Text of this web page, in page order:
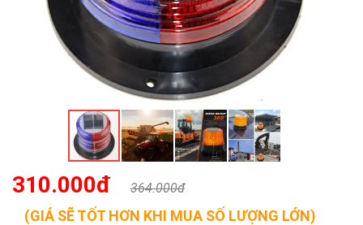
310.000đ 364.000đ
(GIÁ SẼ TỐT HƠN KHI MUA SỐ LƯỢNG LỚN)